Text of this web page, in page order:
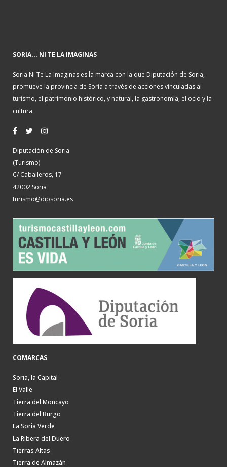
SORIA... NI TE LA IMAGINAS
Soria Ni Te La Imaginas es la marca con la que Diputación de Soria,
promueve la provincia de Soria a través de acciones vinculadas al
turismo, el patrimonio histórico, y natural, la gastronomía, el ocio y la
cultura.
Diputación de Soria
(Turismo)
C/ Caballeros, 17
42002 Soria
turismo@dipsoria.es
COMARCAS
Soria, la Capital
El Valle
Tierra del Moncayo
Tierra del Burgo
La Soria Verde
La Ribera del Duero
Tierras Altas
Tierra de Almazán